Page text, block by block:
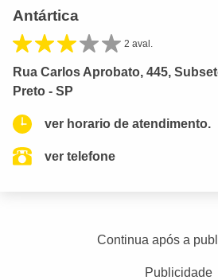
Antártica
2 aval.
Rua Carlos Aprobato, 445,
Preto - SP
ver horario de atendimento.
ver telefone
Continua após a
Publicidade